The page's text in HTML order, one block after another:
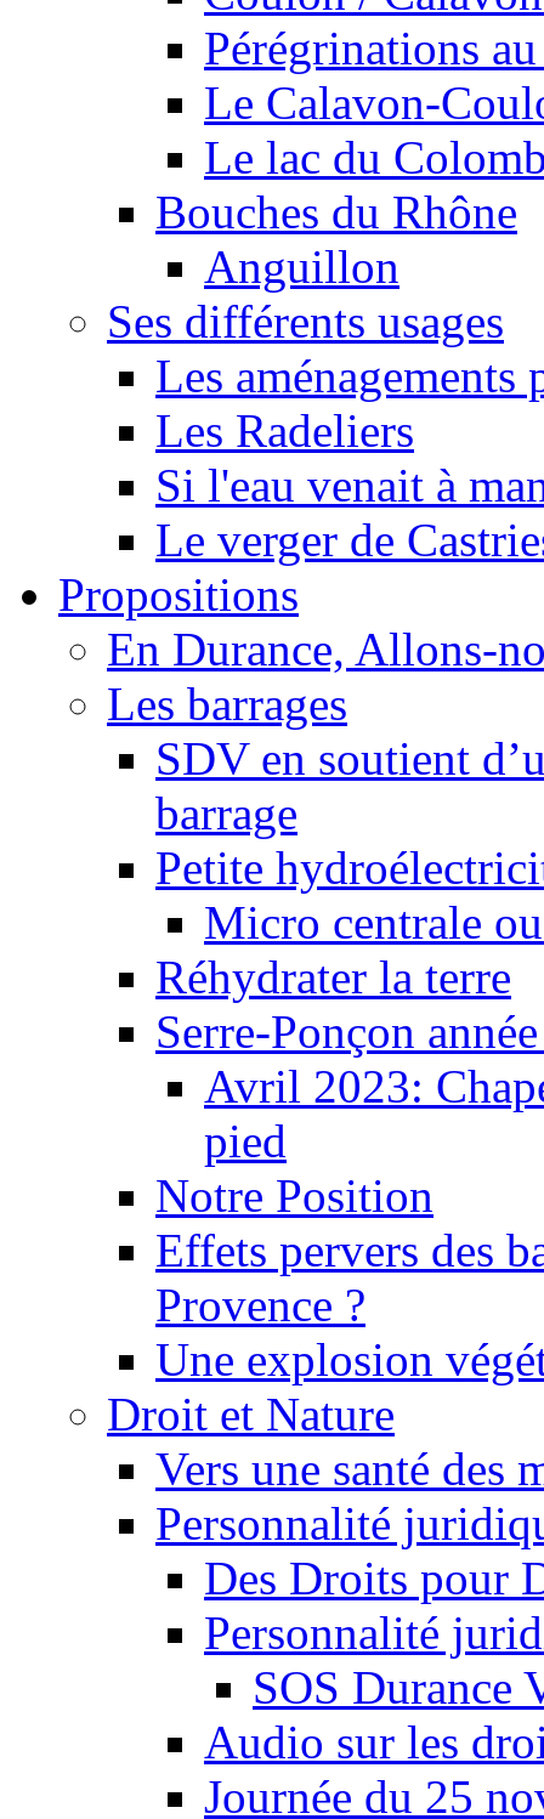
Pérégrinations
Le Calavon-
Le lac du
Bouches du Rhône
Anguillon
Ses différents usages
Les
Les Radeliers
Si l'eau venait à
Le verger de
Propositions
En Durance, Allons-
Les barrages
SDV en soutient
barrage
Petite
Micro centrale
Réhydrater la terre
Serre-Ponçon
Avril 2023:
pied
Notre Position
Effets pervers des
Provence ?
Une explosion
Droit et Nature
Vers une santé des
Personnalité
Des Droits pour
Personnalité
SOS Durance
Audio sur les
Journée du 25